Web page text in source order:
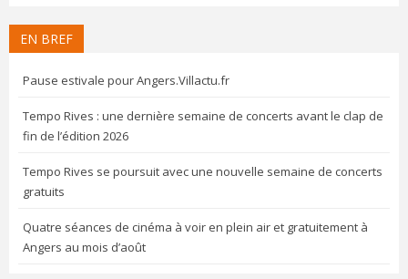
EN BREF
Pause estivale pour Angers.Villactu.fr
Tempo Rives : une dernière semaine de concerts avant le clap de
fin de l’édition 2026
Tempo Rives se poursuit avec une nouvelle semaine de concerts
gratuits
Quatre séances de cinéma à voir en plein air et gratuitement à
Angers au mois d’août